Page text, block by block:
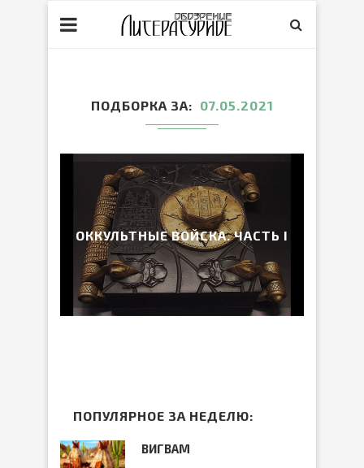
ПОДБОРКА ЗА 07.05.2021
ОККУЛЬТНЫЕ ВОЙСКА. ЧАСТЬ I
ПОПУЛЯРНОЕ ЗА НЕДЕЛЮ:
ВИГВАМ